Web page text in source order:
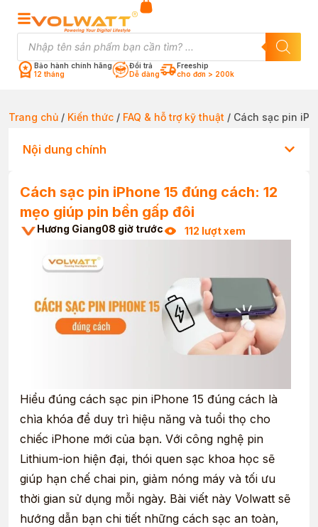
Bảo hành chính hãng
12 tháng
Đổi trả
Dễ dàng
Freeship
cho đơn > 200k
Trang chủ / Kiến thức / FAQ & hỗ trợ kỹ thuật / Cách sạc pin
Nội dung chính
Cách sạc pin iPhone 15 đúng cách: 12
mẹo giúp pin bền gấp đôi
Hương Giang08 giờ trước 112 lượt xem
Hiểu đúng cách sạc pin iPhone 15 đúng cách là
chìa khóa để duy trì hiệu năng và tuổi thọ cho
chiếc iPhone mới của bạn. Với công nghệ pin
Lithium-ion hiện đại, thói quen sạc khoa học sẽ
giúp hạn chế chai pin, giảm nóng máy và tối ưu
thời gian sử dụng mỗi ngày. Bài viết này Volwatt sẽ
hướng dẫn bạn chi tiết những cách sạc an toàn,